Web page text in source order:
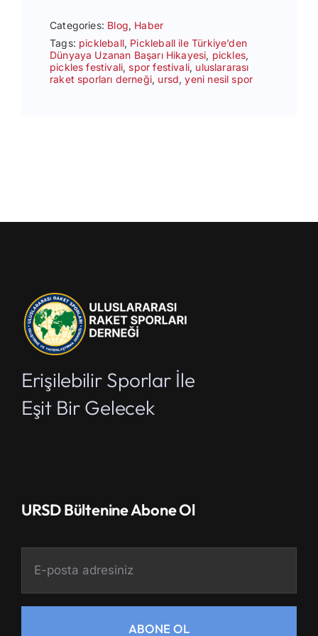
Categories: Blog, Haber
Tags: pickleball, Pickleball ile Türkiye’den
Dünyaya Uzanan Başarı Hikayesi, pickles,
pickles festivali, spor festivali, uluslararası
raket sporları derneği, ursd,yeni nesil spor
Erişilebilir Sporlar İle
Eşit Bir Gelecek
URSD Bültenine Abone Ol
ABONE OL